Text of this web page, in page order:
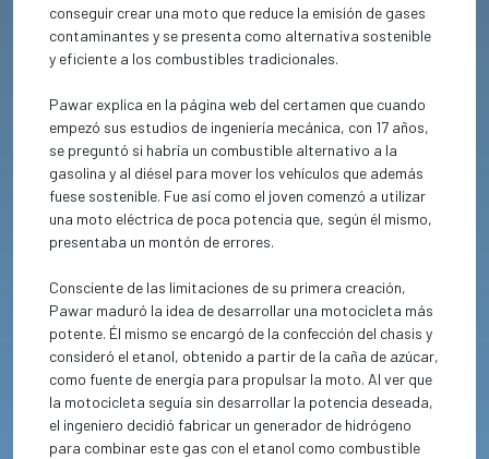
conseguir crear una moto que reduce la emisión de gases
contaminantes y se presenta como alternativa sostenible
y eficiente a los combustibles tradicionales.
Pawar explica en la página web del certamen que cuando
empezó sus estudios de ingeniería mecánica, con 17 años,
se preguntó si habría un combustible alternativo a la
gasolina y al diésel para mover los vehículos que además
fuese sostenible. Fue así como el joven comenzó a utilizar
una moto eléctrica de poca potencia que, según él mismo,
presentaba un montón de errores.
Consciente de las limitaciones de su primera creación,
Pawar maduró la idea de desarrollar una motocicleta más
potente. Él mismo se encargó de la confección del chasis y
consideró el etanol, obtenido a partir de la caña de azúcar,
como fuente de energía para propulsar la moto. Al ver que
la motocicleta seguía sin desarrollar la potencia deseada,
el ingeniero decidió fabricar un generador de hidrógeno
para combinar este gas con el etanol como combustible